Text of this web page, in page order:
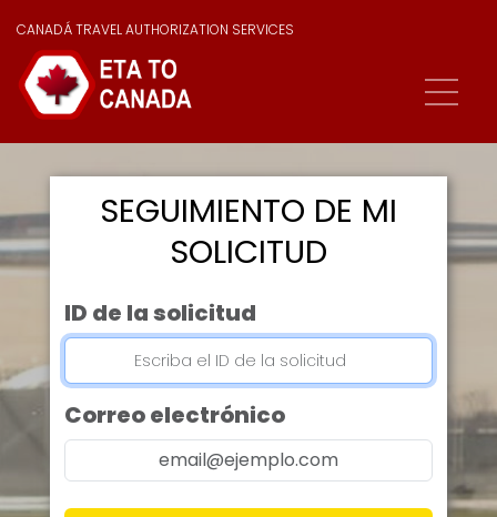
CANADÁ TRAVEL AUTHORIZATION SERVICES
SEGUIMIENTO DE MI
SOLICITUD
ID de la solicitud
Correo electrónico